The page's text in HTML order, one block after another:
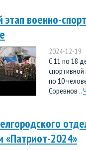
этап военно-
2024-12-19
С 11 по 18
спортивной
по 10
Соревнов ..
«Патриот-2024»